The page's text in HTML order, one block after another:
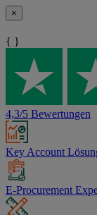
×
{ }
4,3/5 Bewertungen
Key Account
E-Procurement